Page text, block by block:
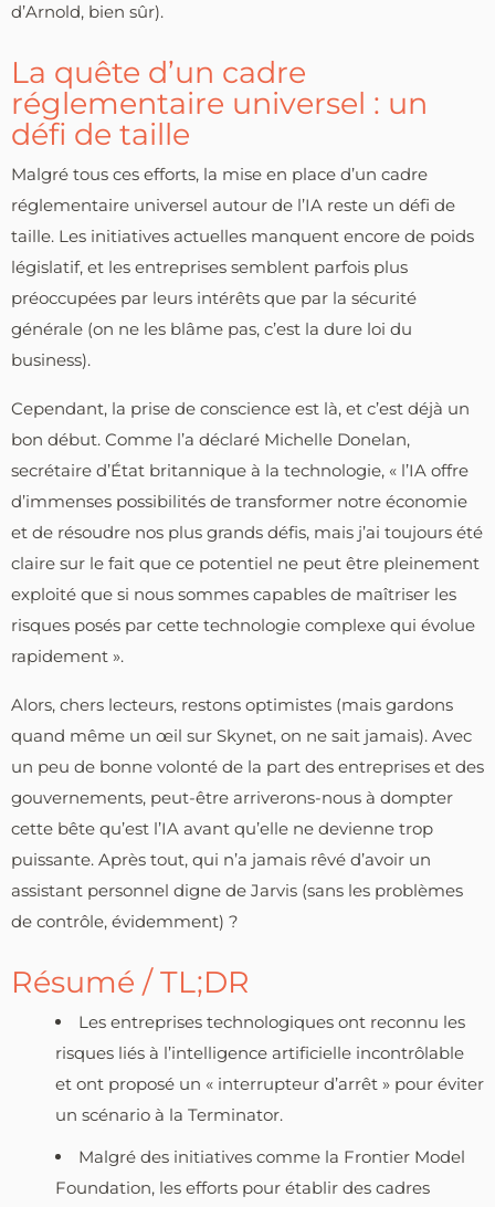
d’Arnold, bien sûr).
La quête d’un cadre
réglementaire universel : un
défi de taille
Malgré tous ces efforts, la mise en place d’un cadre
réglementaire universel autour de l’IA reste un défi de
taille. Les initiatives actuelles manquent encore de poids
législatif, et les entreprises semblent parfois plus
préoccupées par leurs intérêts que par la sécurité
générale (on ne les blâme pas, c’est la dure loi du
business).
Cependant, la prise de conscience est là, et c’est déjà un
bon début. Comme l’a déclaré Michelle Donelan,
secrétaire d’État britannique à la technologie, « l’IA offre
d’immenses possibilités de transformer notre économie
et de résoudre nos plus grands défis, mais j’ai toujours été
claire sur le fait que ce potentiel ne peut être pleinement
exploité que si nous sommes capables de maîtriser les
risques posés par cette technologie complexe qui évolue
rapidement ».
Alors, chers lecteurs, restons optimistes (mais gardons
quand même un œil sur Skynet, on ne sait jamais). Avec
un peu de bonne volonté de la part des entreprises et des
gouvernements, peut-être arriverons-nous à dompter
cette bête qu’est l’IA avant qu’elle ne devienne trop
puissante. Après tout, qui n’a jamais rêvé d’avoir un
assistant personnel digne de Jarvis (sans les problèmes
de contrôle, évidemment) ?
Résumé / TL;DR
Les entreprises technologiques ont reconnu les
risques liés à l’intelligence artificielle incontrôlable
et ont proposé un « interrupteur d’arrêt » pour éviter
un scénario à la Terminator.
Malgré des initiatives comme la Frontier Model
Foundation, les efforts pour établir des cadres